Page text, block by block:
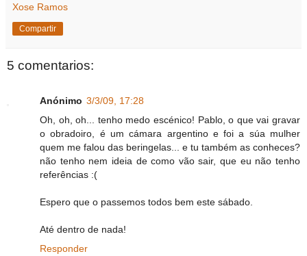
Xose Ramos
Compartir
5 comentarios:
Anónimo 3/3/09, 17:28
Oh, oh, oh... tenho medo escénico! Pablo, o que vai gravar
o obradoiro, é um cámara argentino e foi a súa mulher
quem me falou das beringelas... e tu também as conheces?
não tenho nem ideia de como vão sair, que eu não tenho
referências :(
Espero que o passemos todos bem este sábado.
Até dentro de nada!
Responder